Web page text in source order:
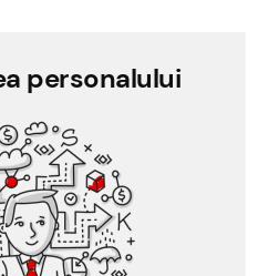
personalului
personalului
Bonuri de masă
documentelor
proiectelor
Evidența personalului